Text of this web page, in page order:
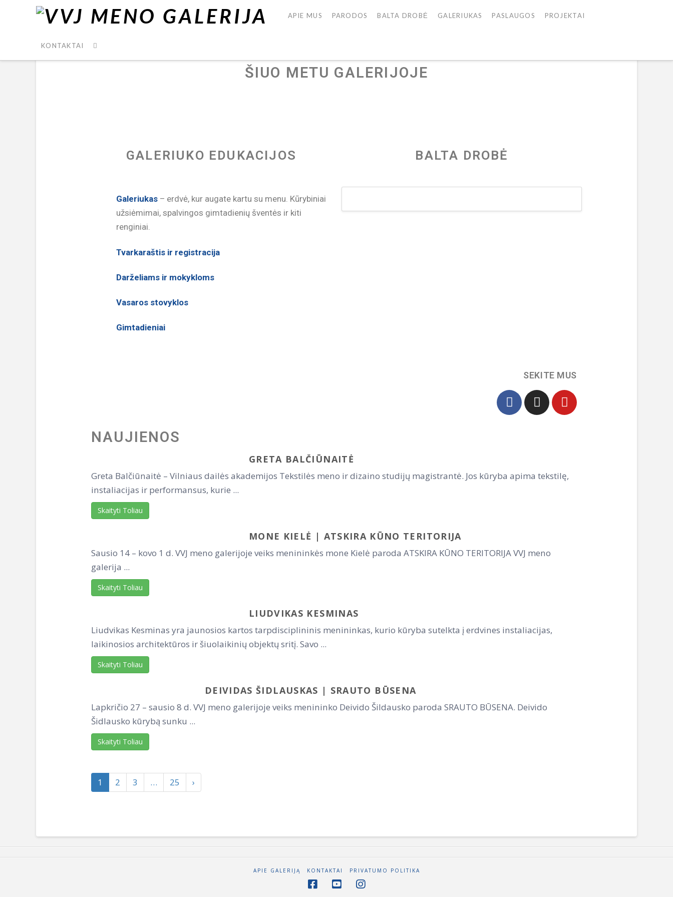
APIE MUS PARODOS BALTA DROBĖ GALERIUKAS PASLAUGOS PROJEKTAI
KONTAKTAI
ŠIUO METU GALERIJOJE
GALERIUKO EDUKACIJOS BALTA DROBĖ
Galeriukas – erdvė, kur augate kartu su menu. Kūrybiniai
užsiėmimai, spalvingos gimtadienių šventės ir kiti
renginiai.
Tvarkaraštis ir registracija
Darželiams ir mokykloms
Vasaros stovyklos
Gimtadieniai
SEKITE MUS
NAUJIENOS
GRETA BALČIŪNAITĖ
Greta Balčiūnaitė – Vilniaus dailės akademijos Tekstilės meno ir dizaino studijų magistrantė. Jos kūryba apima tekstilę,
instaliacijas ir performansus, kurie ...
Skaityti Toliau
MONE KIELĖ | ATSKIRA KŪNO TERITORIJA
Sausio 14 – kovo 1 d. VVJ meno galerijoje veiks menininkės mone Kielė paroda ATSKIRA KŪNO TERITORIJA VVJ meno
galerija ...
Skaityti Toliau
LIUDVIKAS KESMINAS
Liudvikas Kesminas yra jaunosios kartos tarpdisciplininis menininkas, kurio kūryba sutelkta į erdvines instaliacijas,
laikinosios architektūros ir šiuolaikinių objektų sritį. Savo ...
Skaityti Toliau
DEIVIDAS ŠIDLAUSKAS | SRAUTO BŪSENA
Lapkričio 27 – sausio 8 d. VVJ meno galerijoje veiks menininko Deivido Šildausko paroda SRAUTO BŪSENA. Deivido
Šidlausko kūrybą sunku ...
Skaityti Toliau
1 2 3 … 25 ›
APIE GALERIJĄ KONTAKTAI PRIVATUMO POLITIKA